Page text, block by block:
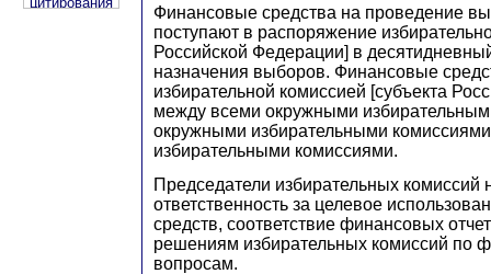
Финансовые средства на проведение
поступают в распоряжение
Российской Федерации] в
назначения выборов. Финансовые
избирательной комиссией [субъекта
между всеми окружными
окружными избирательными
избирательными комиссиями.
Председатели избирательных комиссий
ответственность за целевое
средств, соответствие финансовых
решениям избирательных комиссий по
вопросам.